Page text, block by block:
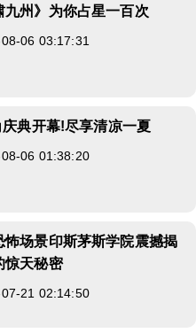
九州》为你占星一百次
06 03:17:31
庆典开幕!尽享清凉一夏
06 01:38:20
怖场景印斯茅斯学院震撼揭
惊天秘密
21 02:14:50